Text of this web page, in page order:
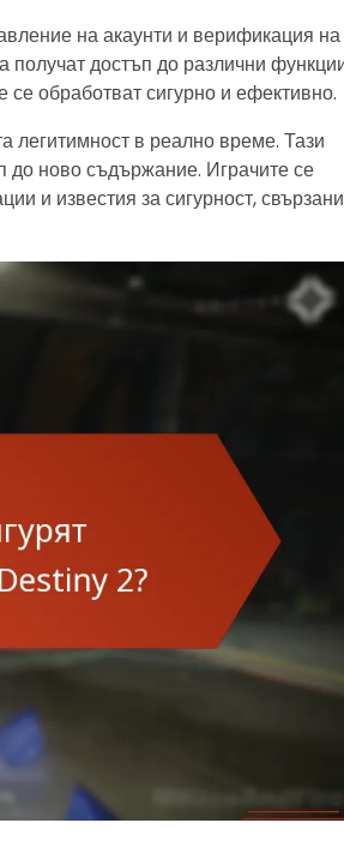
на акаунти и верификация на
получат достъп до различни
се обработват сигурно и ефективно.
легитимност в реално време. Тази
до ново съдържание. Играчите се
и известия за сигурност,